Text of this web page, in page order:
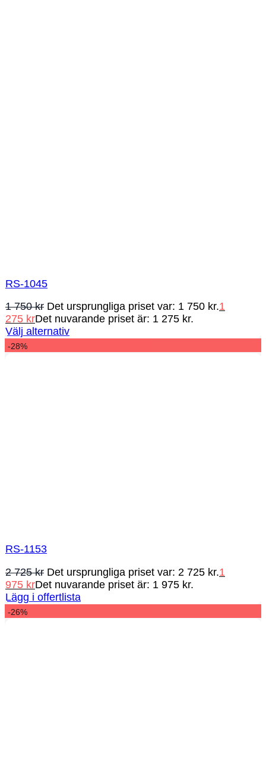
RS-1045
1 750kr Det ursprungliga priset var: 1 750 kr.1
275 krDet nuvarande priset är: 1 275 kr.
Välj alternativ
-28%
RS-1153
2 725kr Det ursprungliga priset var: 2 725 kr.1
975 krDet nuvarande priset är: 1 975 kr.
Lägg i offertlista
-26%